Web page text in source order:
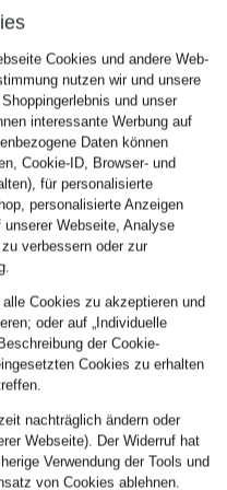
CHF 189
adidas Originals
Sneaker GAZELLE
INDOOR
CHF 80
Ursprünglich:
Sneaker Damen
Sneaker Herren
Cookies und andere Web-
nutzen wir und unsere
und unser
interessante Werbung auf
Daten können
Cookie-ID, Browser- und
für personalisierte
personalisierte Anzeigen
Webseite, Analyse
verbessern oder zur
Cookies zu akzeptieren und
oder auf „Individuelle
der Cookie-
Cookies zu erhalten
nachträglich ändern oder
Webseite). Der Widerruf hat
Verwendung der Tools und
von Cookies ablehnen.